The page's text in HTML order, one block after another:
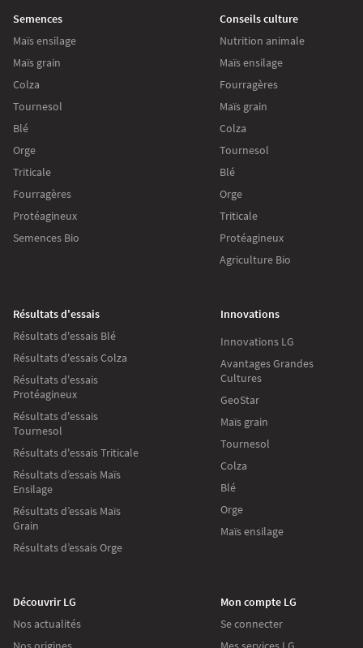
Semences
Maïs ensilage
Maïs grain
Colza
Tournesol
Blé
Orge
Triticale
Fourragères
Protéagineux
Semences Bio
Conseils culture
Nutrition animale
Maïs ensilage
Fourragères
Maïs grain
Colza
Tournesol
Blé
Orge
Triticale
Protéagineux
Agriculture Bio
Résultats d'essais
Résultats d'essais Blé
Résultats d'essais Colza
Résultats d'essais
Protéagineux
Résultats d'essais
Tournesol
Résultats d'essais Triticale
Résultats d’essais Maïs
Ensilage
Résultats d’essais Maïs
Grain
Résultats d’essais Orge
Innovations
Innovations LG
Avantages Grandes
Cultures
GeoStar
Maïs grain
Tournesol
Colza
Blé
Orge
Maïs ensilage
Découvrir LG
Nos actualités
Mon compte LG
Se connecter